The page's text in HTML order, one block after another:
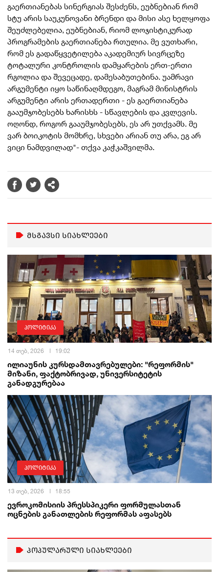
გაერთიანებას სინერგიას შესძენს, ეუბნებიან რომ
სტუ არის საუკუნოვანი ბრენდი და მისი ასე ხელყოფა
შეუძლებელია, ეუბნებიან, რიომ ლოჯისტიკურად
პროგრამების გაერთიანება რთულია. მე ვუთხარი,
რომ ეს გადაწყვეტილება აკადემიურ სივრცეზე
ტოტალური კონტროლის დამყარების ერთ-ერთი
რგოლია და შევეცადე, დამესაბუთებინა. უამრავი
არგუმენტი იყო საწინაღმდეგო, მაგრამ მინისტრის
არგუმენტი არის ერთადერთი - ეს გაერთიანება
გააუმჯობესებს ხარისხს - სწავლების და კვლევის.
ოღონდ, როგორ გააუმჯობესებს, ეს არ უთქვამს. მე
ვარ ბოიკოტის მომხრე, სხვები არიან თუ არა, ეგ არ
ვიცი ნამდვილად"- თქვა კაჭკაშვილმა.
მსგავსი სიახლეები
პოლიტიკა
14 თებ, 2026 19:02
ილიაუნის კურსდამთავრებულები: "რეფორმის"
მიზანი, ფაქტობრივად, უნივერსიტეტის
განადგურებაა
პოლიტიკა
13 თებ, 2026 18:55
ევროკომისიის პრესსპიკერი ფორმულასთან
ოცნების განათლების რეფორმას აფასებს
პოპულარული სიახლეები